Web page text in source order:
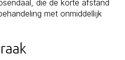
die de korte afstand
met onmiddellijk